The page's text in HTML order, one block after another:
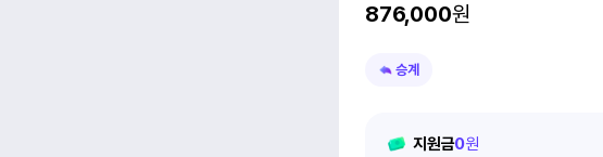
876,000원
승계
지원금0원